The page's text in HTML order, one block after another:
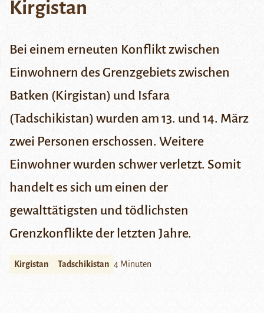
Kirgistan
Bei einem erneuten Konflikt zwischen
Einwohnern des Grenzgebiets zwischen
Batken (Kirgistan) und Isfara
(Tadschikistan) wurden am 13. und 14. März
zwei Personen erschossen. Weitere
Einwohner wurden schwer verletzt. Somit
handelt es sich um einen der
gewalttätigsten und tödlichsten
Grenzkonflikte der letzten Jahre.
Kirgistan Tadschikistan 4 Minuten